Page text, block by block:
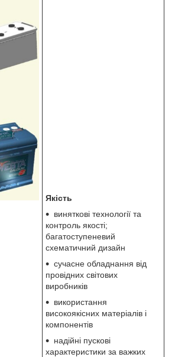
Якість
виняткові технології та
контроль якості;
багатоступеневий
схематичний дизайн
сучасне обладнання від
провідних світових
виробників
використання
високоякісних матеріалів і
компонентів
надійні пускові
характеристики за важких